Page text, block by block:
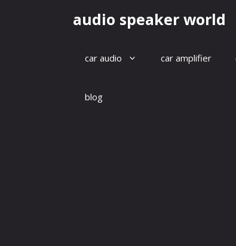
audio speaker world
car audio car amplifier
blog